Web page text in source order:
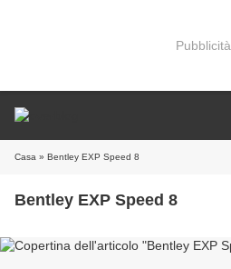
Pubblicità
Casa » Bentley EXP Speed 8
Bentley EXP Speed 8